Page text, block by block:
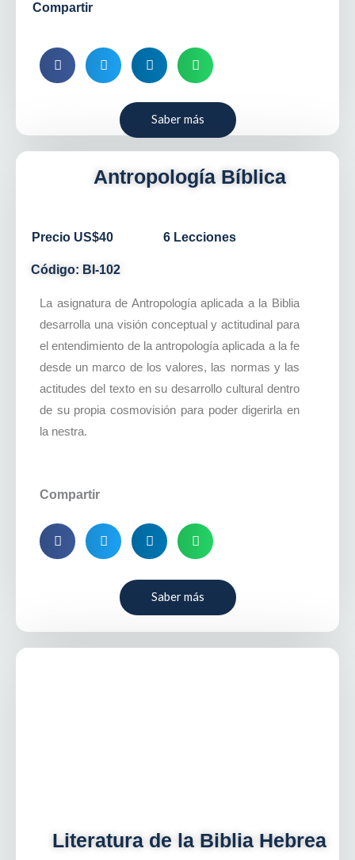
Compartir
Saber más
Antropología Bíblica
Precio US$40 6 Lecciones
Código: BI-102
La asignatura de Antropología aplicada a la Biblia
desarrolla una visión conceptual y actitudinal para
el entendimiento de la antropología aplicada a la fe
desde un marco de los valores, las normas y las
actitudes del texto en su desarrollo cultural dentro
de su propia cosmovisión para poder digerirla en
la nestra.
Compartir
Saber más
Literatura de la Biblia Hebrea